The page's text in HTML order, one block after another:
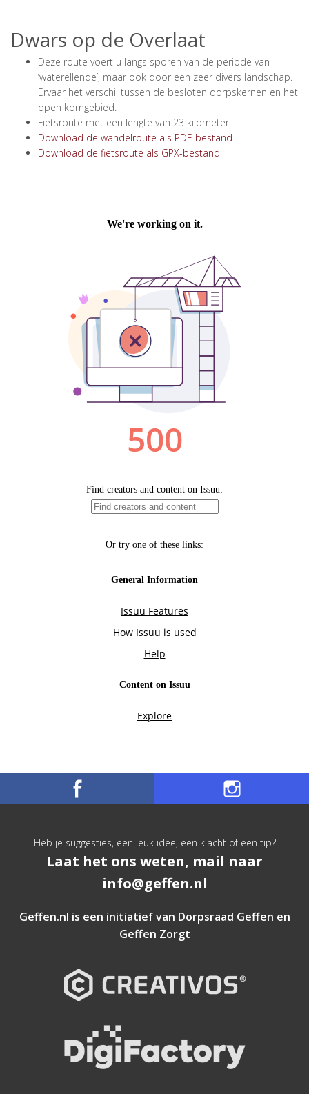
Dwars op de Overlaat
Deze route voert u langs sporen van de periode van
‘waterellende’, maar ook door een zeer divers landschap.
Ervaar het verschil tussen de besloten dorpskernen en het
open komgebied.
Fietsroute met een lengte van 23 kilometer
Download de wandelroute als PDF-bestand
Download de fietsroute als GPX-bestand
Heb je suggesties, een leuk idee, een klacht of een tip?
Laat het ons weten, mail naar
info@geffen.nl
Geffen.nl is een initiatief van Dorpsraad Geffen en
Geffen Zorgt